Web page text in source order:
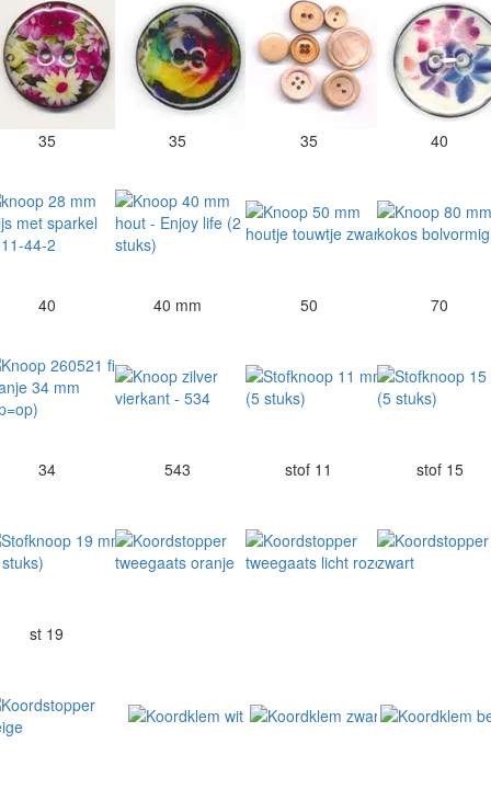
35 35 35 40
40 40 mm 50 70
34 543 stof 11 stof 15
st 19